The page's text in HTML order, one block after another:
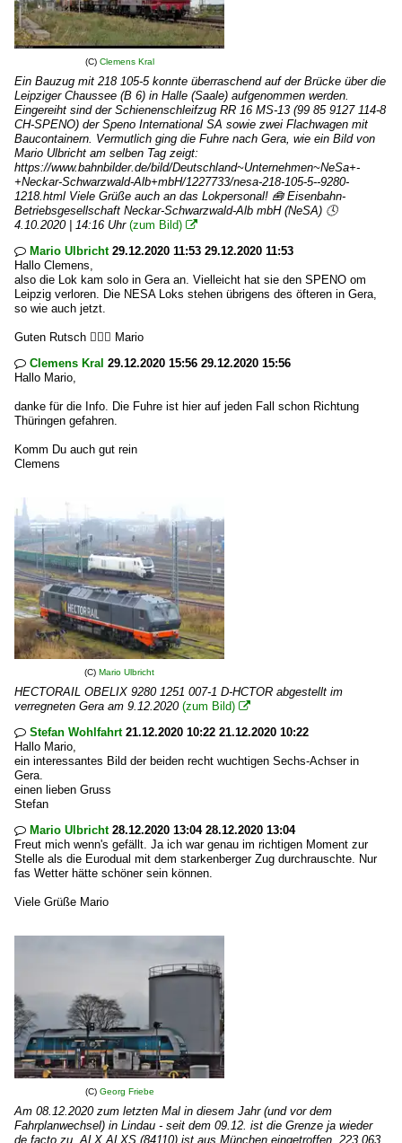
(C) Clemens Kral
Ein Bauzug mit 218 105-5 konnte überraschend auf der Brücke über die
Leipziger Chaussee (B 6) in Halle (Saale) aufgenommen werden.
Eingereiht sind der Schienenschleifzug RR 16 MS-13 (99 85 9127 114-8
CH-SPENO) der Speno International SA sowie zwei Flachwagen mit
Baucontainern. Vermutlich ging die Fuhre nach Gera, wie ein Bild von
Mario Ulbricht am selben Tag zeigt:
https://www.bahnbilder.de/bild/Deutschland~Unternehmen~NeSa+-
+Neckar-Schwarzwald-Alb+mbH/1227733/nesa-218-105-5--9280-
1218.html Viele Grüße auch an das Lokpersonal! 🧰 Eisenbahn-
Betriebsgesellschaft Neckar-Schwarzwald-Alb mbH (NeSA) 🕓
4.10.2020 | 14:16 Uhr (zum Bild) 
 Mario Ulbricht29.12.2020 11:53 29.12.2020 11:53
Hallo Clemens,
also die Lok kam solo in Gera an. Vielleicht hat sie den SPENO om
Leipzig verloren. Die NESA Loks stehen übrigens des öfteren in Gera,
so wie auch jetzt.
Guten Rutsch 🙋🏽‍♂️ Mario
 Clemens Kral 29.12.2020 15:56 29.12.2020 15:56
Hallo Mario,
danke für die Info. Die Fuhre ist hier auf jeden Fall schon Richtung
Thüringen gefahren.
Komm Du auch gut rein
Clemens
(C) Mario Ulbricht
HECTORAIL OBELIX 9280 1251 007-1 D-HCTOR abgestellt im
verregneten Gera am 9.12.2020 (zum Bild) 
 Stefan Wohlfahrt21.12.2020 10:22 21.12.2020 10:22
Hallo Mario,
ein interessantes Bild der beiden recht wuchtigen Sechs-Achser in
Gera.
einen lieben Gruss
Stefan
 Mario Ulbricht28.12.2020 13:04 28.12.2020 13:04
Freut mich wenn's gefällt. Ja ich war genau im richtigen Moment zur
Stelle als die Eurodual mit dem starkenberger Zug durchrauschte. Nur
fas Wetter hätte schöner sein können.
Viele Grüße Mario
(C) Georg Friebe
Am 08.12.2020 zum letzten Mal in diesem Jahr (und vor dem
Fahrplanwechsel) in Lindau - seit dem 09.12. ist die Grenze ja wieder
de facto zu. ALX ALXS (84110) ist aus München eingetroffen. 223 063